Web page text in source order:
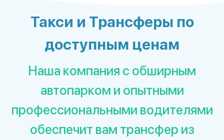
Такси и Трансферы по
доступным ценам
Наша компания с обширным
автопарком и опытными
профессиональными водителями
обеспечит вам трансфер из